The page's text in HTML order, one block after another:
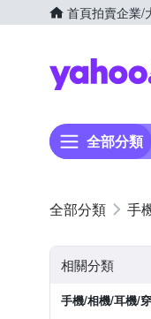
首頁拍賣企業/
全部分類
手
相關分類
手機/相機/耳機/